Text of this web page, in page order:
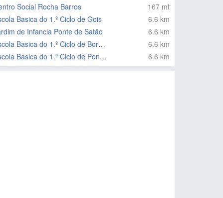
Social Rocha Barros
167 mt
Basica do 1.º Ciclo de Gois
6.6 km
de Infancia Ponte de Satão
6.6 km
Escola Basica do 1.º Ciclo de Bordeiro
6.6 km
Escola Basica do 1.º Ciclo de Ponte de Sotão
6.6 km